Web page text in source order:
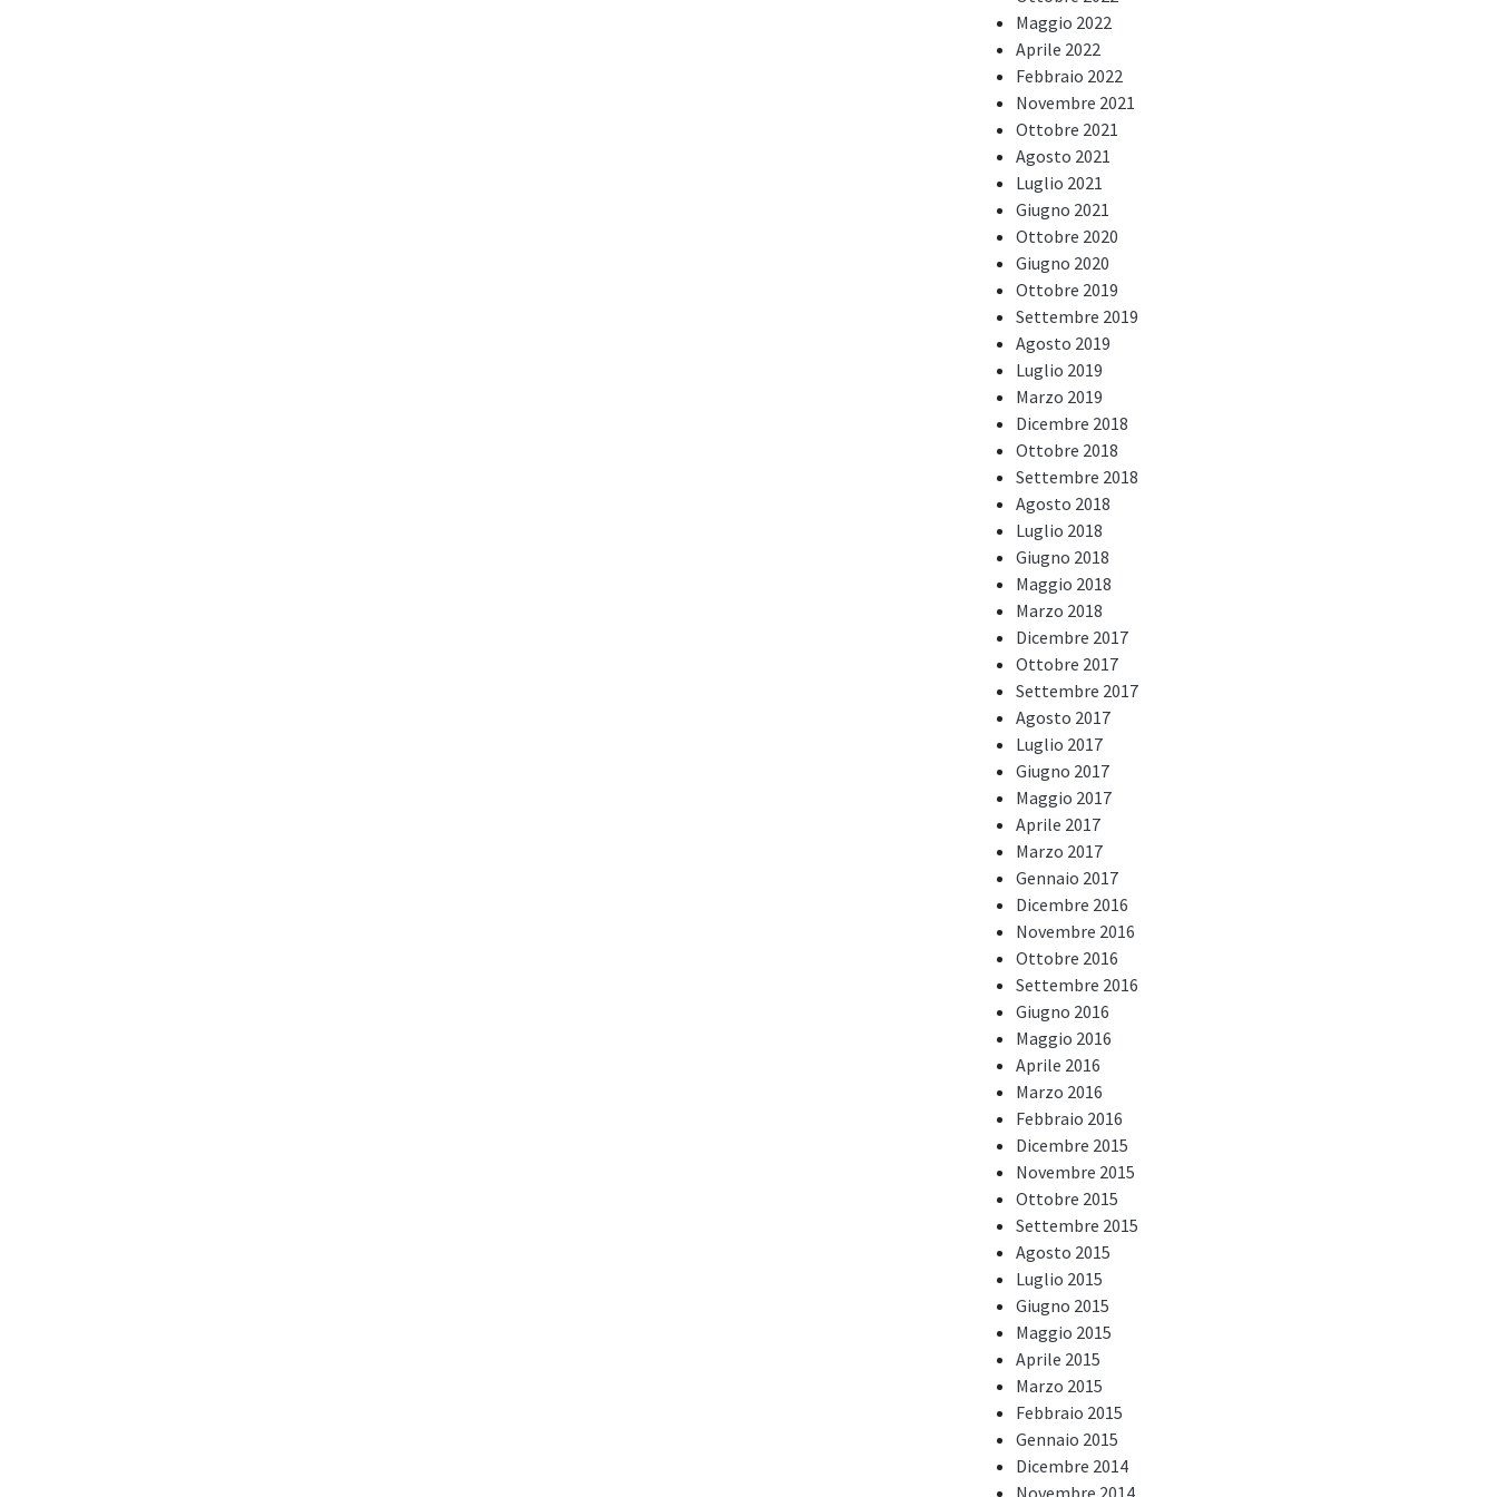
Maggio 2022
Aprile 2022
Febbraio 2022
Novembre 2021
Ottobre 2021
Agosto 2021
Luglio 2021
Giugno 2021
Ottobre 2020
Giugno 2020
Ottobre 2019
Settembre 2019
Agosto 2019
Luglio 2019
Marzo 2019
Dicembre 2018
Ottobre 2018
Settembre 2018
Agosto 2018
Luglio 2018
Giugno 2018
Maggio 2018
Marzo 2018
Dicembre 2017
Ottobre 2017
Settembre 2017
Agosto 2017
Luglio 2017
Giugno 2017
Maggio 2017
Aprile 2017
Marzo 2017
Gennaio 2017
Dicembre 2016
Novembre 2016
Ottobre 2016
Settembre 2016
Giugno 2016
Maggio 2016
Aprile 2016
Marzo 2016
Febbraio 2016
Dicembre 2015
Novembre 2015
Ottobre 2015
Settembre 2015
Agosto 2015
Luglio 2015
Giugno 2015
Maggio 2015
Aprile 2015
Marzo 2015
Febbraio 2015
Gennaio 2015
Dicembre 2014